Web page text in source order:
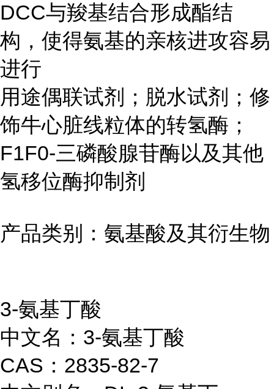
DCC与羧基结合形成酯结
构，使得氨基的亲核进攻容易
进行
用途偶联试剂；脱水试剂；修
饰牛心脏线粒体的转氢酶；
F1F0-三磷酸腺苷酶以及其他
氢移位酶抑制剂
产品类别：氨基酸及其衍生物
3-氨基丁酸
中文名：3-氨基丁酸
CAS：2835-82-7